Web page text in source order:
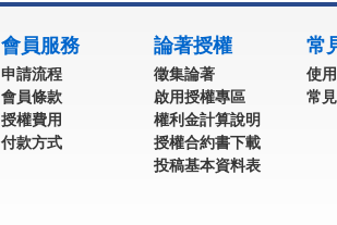
會員服務
申請流程
會員條款
授權費用
付款方式
論著授權
徵集論著
啟用授權專區
權利金計算說明
授權合約書下載
投稿基本資料表
常
使
常